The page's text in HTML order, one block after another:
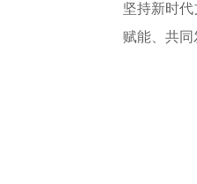
坚持新时
赋能、共同